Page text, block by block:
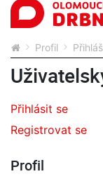
Profil
Přihlásit se
Registrovat se
Profil